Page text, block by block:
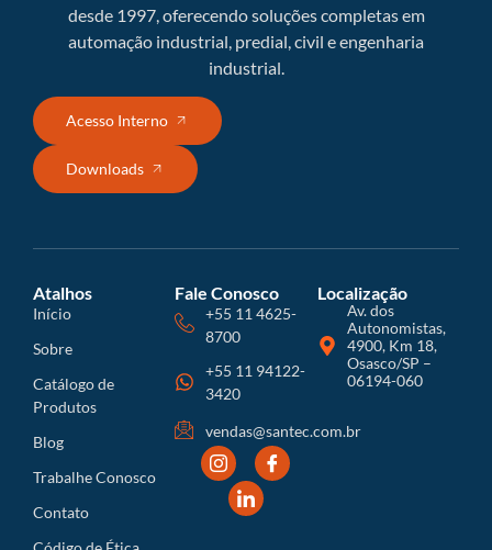
desde 1997, oferecendo soluções completas em
automação industrial, predial, civil e engenharia
industrial.
Acesso Interno
Downloads
Atalhos
Início
Sobre
Catálogo de
Produtos
Blog
Trabalhe Conosco
Contato
Fale Conosco
+55 11 4625-
8700
+55 11 94122-
3420
vendas@santec.com.br
Localização
Av. dos
Autonomistas,
4900, Km 18,
Osasco/SP –
06194-060